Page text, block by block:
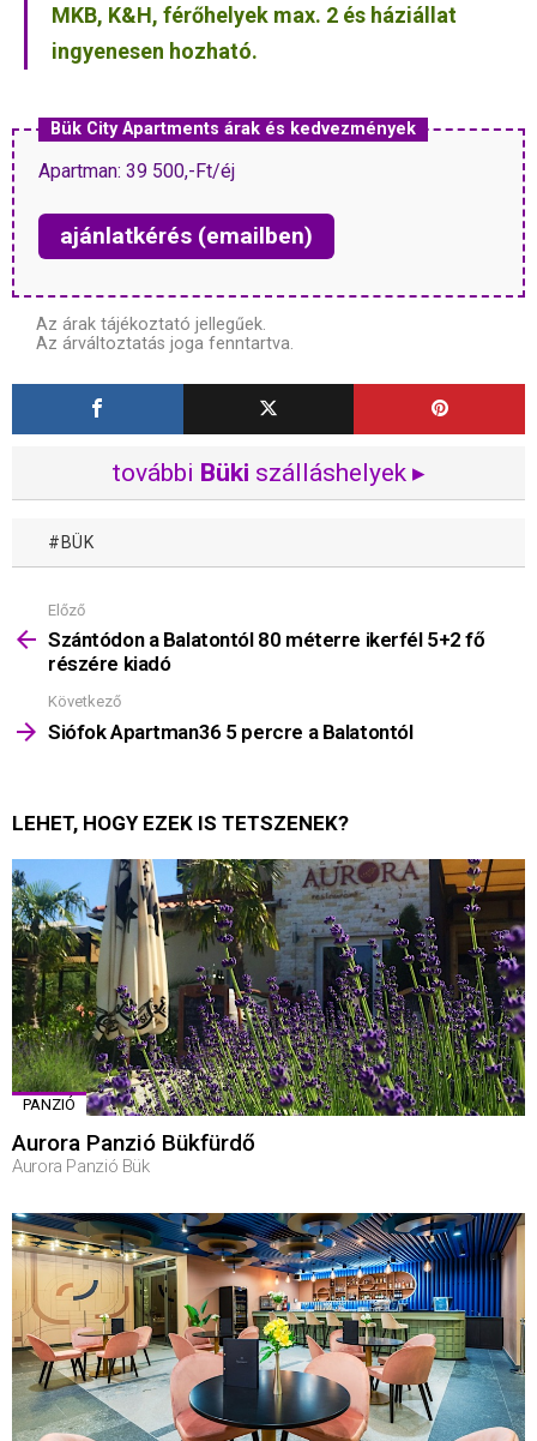
MKB, K&H, férőhelyek max. 2 és háziállat
ingyenesen hozható.
Bük City Apartments árak és kedvezmények
Apartman: 39 500,-Ft/éj
ajánlatkérés (emailben)
Az árak tájékoztató jellegűek.
Az árváltoztatás joga fenntartva.
további Büki szálláshelyek ▸
BÜK
Mutass
többet
Előző
Szántódon a Balatontól 80 méterre ikerfél 5+2 fő
részére kiadó
Következő
Siófok Apartman36 5 percre a Balatontól
LEHET, HOGY EZEK IS TETSZENEK?
PANZIÓ
Aurora Panzió Bükfürdő
Aurora Panzió Bük